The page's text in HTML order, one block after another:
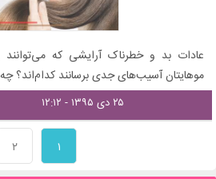
عادات بد و خطرناک آرایشی که
موهایتان آسیب‌های جدی برسانند کدام‌اند؟
۲۵ دی ۱۳۹۵ - ۱۲:۱۲
۱ ۲